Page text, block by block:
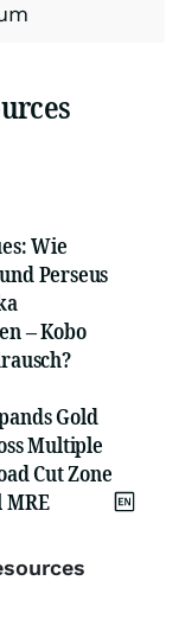
Wie
Perseus
– Kobo
Gold
Multiple
Cut Zone